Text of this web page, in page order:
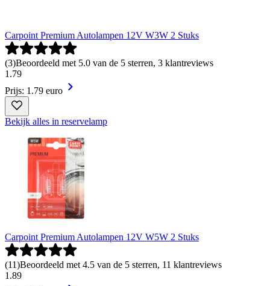
Carpoint Premium Autolampen 12V W3W 2 Stuks
(3)Beoordeeld met 5.0 van de 5 sterren, 3 klantreviews
1 .79
Prijs: 1.79 euro
Bekijk alles in reservelamp
Carpoint Premium Autolampen 12V W5W 2 Stuks
(11)Beoordeeld met 4.5 van de 5 sterren, 11 klantreviews
1 .89